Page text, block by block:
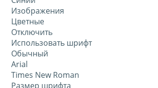
Изображения
Цветные
Отключить
Использовать шрифт
Обычный
Arial
Times New Roman
Размер шрифта